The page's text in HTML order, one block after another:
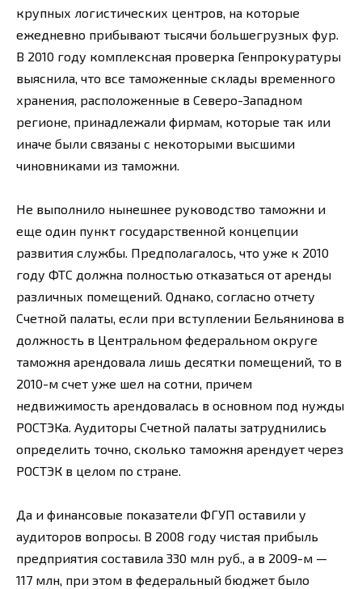
крупных логистических центров, на которые
ежедневно прибывают тысячи большегрузных фур.
В 2010 году комплексная проверка Генпрокуратуры
выяснила, что все таможенные склады временного
хранения, расположенные в Северо-Западном
регионе, принадлежали фирмам, которые так или
иначе были связаны с некоторыми высшими
чиновниками из таможни.
Не выполнило нынешнее руководство таможни и
еще один пункт государственной концепции
развития службы. Предполагалось, что уже к 2010
году ФТС должна полностью отказаться от аренды
различных помещений. Однако, согласно отчету
Счетной палаты, если при вступлении Бельянинова в
должность в Центральном федеральном округе
таможня арендовала лишь десятки помещений, то в
2010-м счет уже шел на сотни, причем
недвижимость арендовалась в основном под нужды
РОСТЭКа. Аудиторы Счетной палаты затруднились
определить точно, сколько таможня арендует через
РОСТЭК в целом по стране.
Да и финансовые показатели ФГУП оставили у
аудиторов вопросы. В 2008 году чистая прибыль
предприятия составила 330 млн руб., а в 2009-м —
117 млн, при этом в федеральный бюджет было